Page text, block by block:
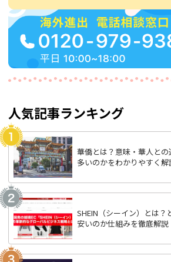
人気記事ランキング
華僑とは？意味・華人と
多いのかをわかりやすく解
SHEIN（シーイン）とは
安いのか仕組みを徹底解説